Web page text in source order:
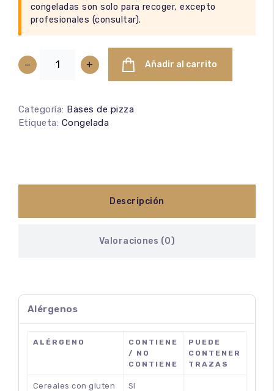
congeladas son solo para recoger, excepto
profesionales (consultar).
− + Añadir al carrito
Categoría: Bases de pizza
Etiqueta: Congelada
Descripción
Valoraciones (0)
Alérgenos
ALÉRGENO
CONTIENE
/ NO
CONTIENE
PUEDE
CONTENER
TRAZAS
Cereales con gluten
SI